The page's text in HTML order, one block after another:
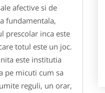
afective si de
fundamentala,
prescolar inca este
totul este un joc.
este institutia
pe micuti cum sa
reguli, un orar,